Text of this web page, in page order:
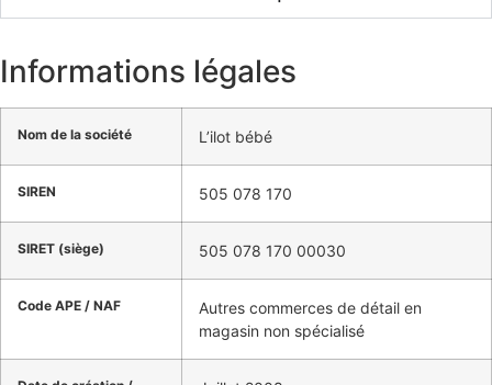
Informations légales
Nom de la société L’ilot bébé
SIREN 505 078 170
SIRET (siège) 505 078 170 00030
Code APE / NAF
Autres commerces de détail en
magasin non spécialisé